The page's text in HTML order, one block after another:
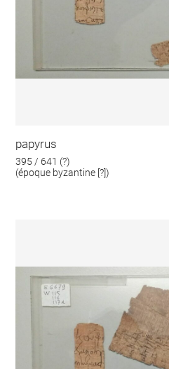
papyrus
395 / 641 (?)
(époque byzantine [?])